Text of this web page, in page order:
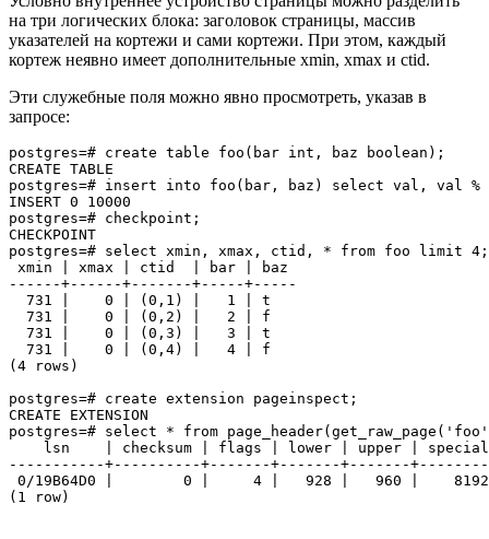
на три логических блока: заголовок страницы, массив
указателей на кортежи и сами кортежи. При этом, каждый
кортеж неявно имеет дополнительные xmin, xmax и ctid.
Эти служебные поля можно явно просмотреть, указав в
запросе:
postgres=# create table foo(bar int, baz boolean);
CREATE TABLE
postgres=# insert into foo(bar, baz) select val, val %
INSERT 0 10000
postgres=# checkpoint;
CHECKPOINT
postgres=# select xmin, xmax, ctid, * from foo limit 4;
xmin | xmax | ctid  | bar | baz
------+------+-------+-----+-----
  731 |    0 | (0,1) |   1 | t
  731 |    0 | (0,2) |   2 | f
  731 |    0 | (0,3) |   3 | t
  731 |    0 | (0,4) |   4 | f
(4 rows)
postgres=# create extension pageinspect;
CREATE EXTENSION
postgres=# select * from
lsn    | checksum | flags | lower | upper |
-----------+----------+-------+-------+-------
0/19B64D0 |        0 |     4 |   928 |   960 |
(1 row)